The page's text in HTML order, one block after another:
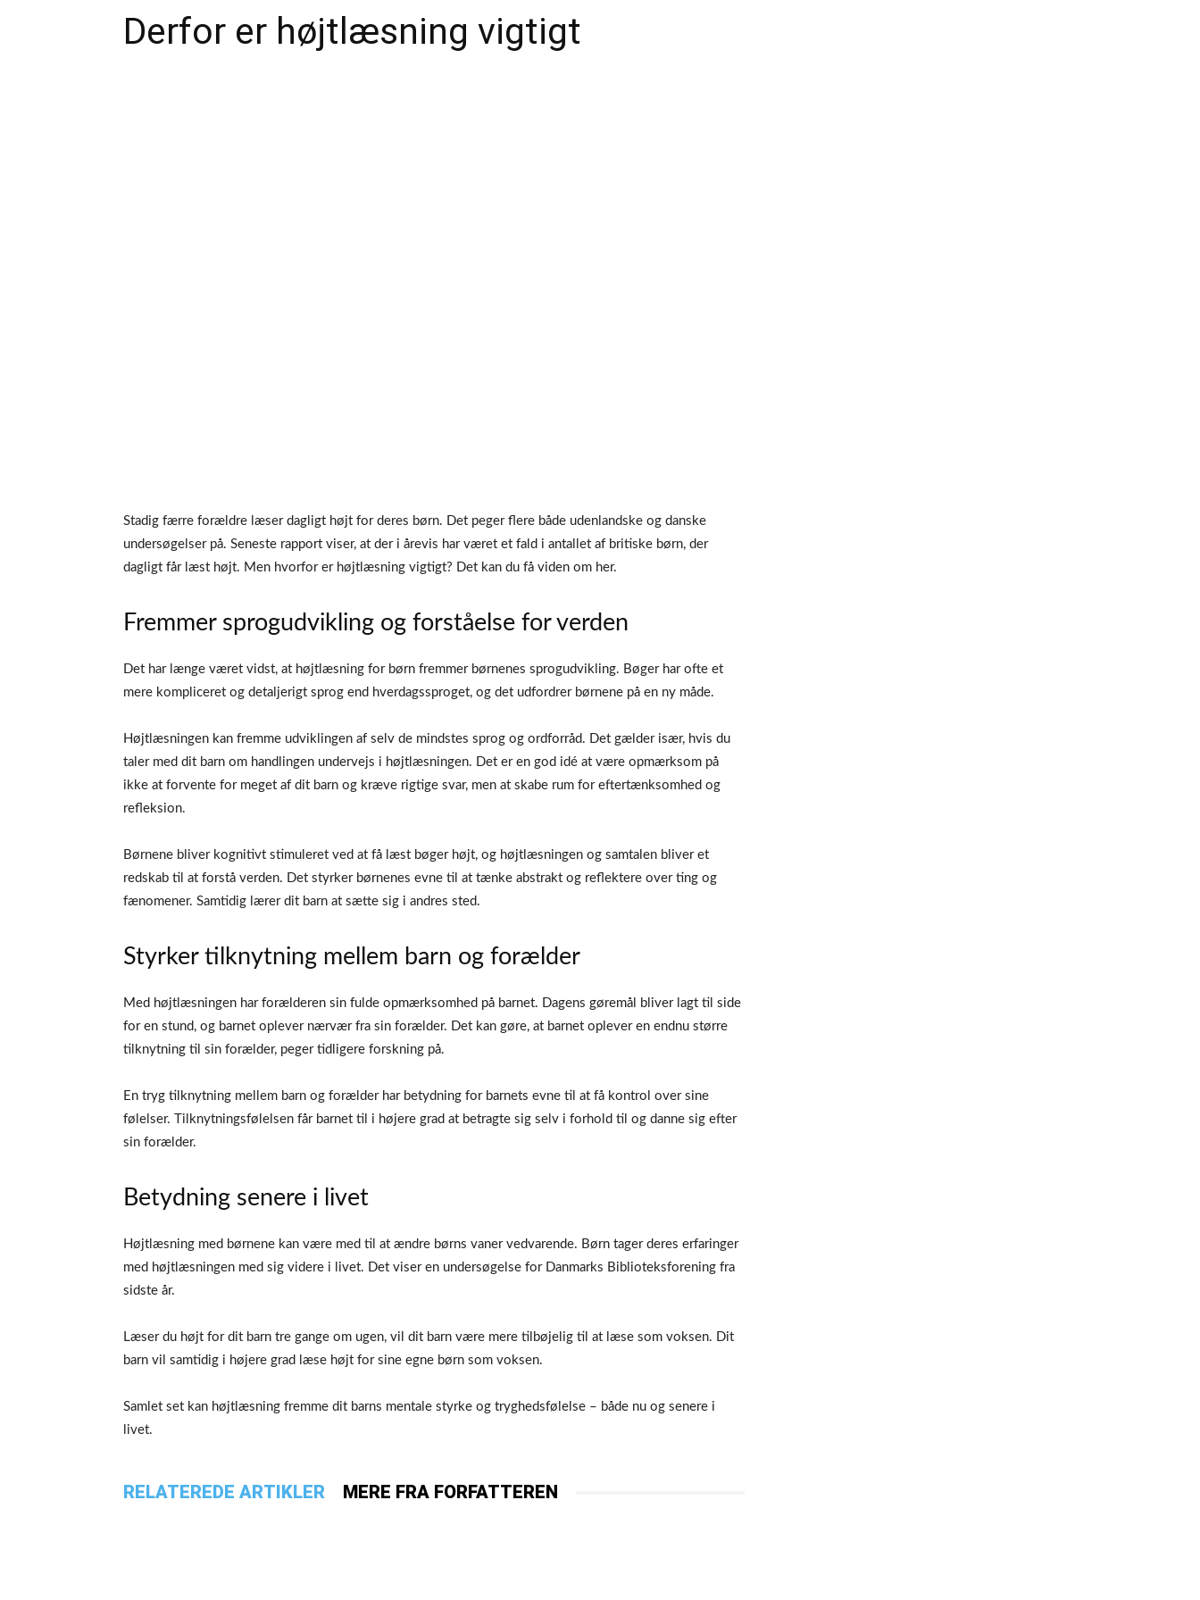
Derfor er højtlæsning vigtigt
Stadig færre forældre læser dagligt højt for deres børn. Det peger flere både udenlandske og danske
undersøgelser på. Seneste rapport viser, at der i årevis har været et fald i antallet af britiske børn, der
dagligt får læst højt. Men hvorfor er højtlæsning vigtigt? Det kan du få viden om her.
Fremmer sprogudvikling og forståelse for verden
Det har længe været vidst, at højtlæsning for børn fremmer børnenes sprogudvikling. Bøger har ofte et
mere kompliceret og detaljerigt sprog end hverdagssproget, og det udfordrer børnene på en ny måde.
Højtlæsningen kan fremme udviklingen af selv de mindstes sprog og ordforråd. Det gælder især, hvis du
taler med dit barn om handlingen undervejs i højtlæsningen. Det er en god idé at være opmærksom på
ikke at forvente for meget af dit barn og kræve rigtige svar, men at skabe rum for eftertænksomhed og
refleksion.
Børnene bliver kognitivt stimuleret ved at få læst bøger højt, og højtlæsningen og samtalen bliver et
redskab til at forstå verden. Det styrker børnenes evne til at tænke abstrakt og reflektere over ting og
fænomener. Samtidig lærer dit barn at sætte sig i andres sted.
Styrker tilknytning mellem barn og forælder
Med højtlæsningen har forælderen sin fulde opmærksomhed på barnet. Dagens gøremål bliver lagt til side
for en stund, og barnet oplever nærvær fra sin forælder. Det kan gøre, at barnet oplever en endnu større
tilknytning til sin forælder, peger tidligere forskning på.
En tryg tilknytning mellem barn og forælder har betydning for barnets evne til at få kontrol over sine
følelser. Tilknytningsfølelsen får barnet til i højere grad at betragte sig selv i forhold til og danne sig efter
sin forælder.
Betydning senere i livet
Højtlæsning med børnene kan være med til at ændre børns vaner vedvarende. Børn tager deres erfaringer
med højtlæsningen med sig videre i livet. Det viser en undersøgelse for Danmarks Biblioteksforening fra
sidste år.
Læser du højt for dit barn tre gange om ugen, vil dit barn være mere tilbøjelig til at læse som voksen. Dit
barn vil samtidig i højere grad læse højt for sine egne børn som voksen.
Samlet set kan højtlæsning fremme dit barns mentale styrke og tryghedsfølelse – både nu og senere i
livet.
RELATEREDE ARTIKLER MERE FRA FORFATTEREN